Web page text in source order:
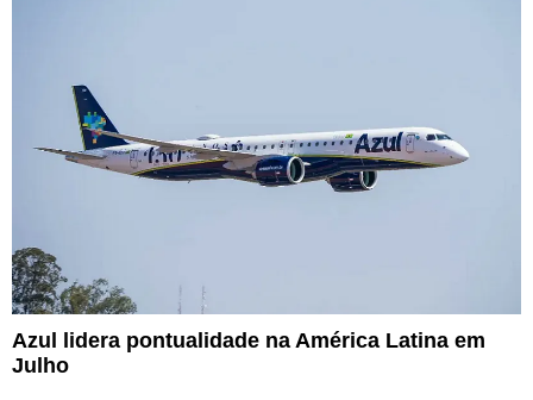
Azul lidera pontualidade na América Latina em
Julho